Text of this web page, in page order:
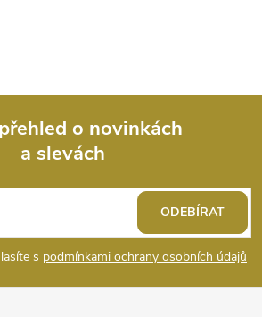
o novinkách
a slevách
s podmínkami ochrany osobních údajů
ODEBÍRAT